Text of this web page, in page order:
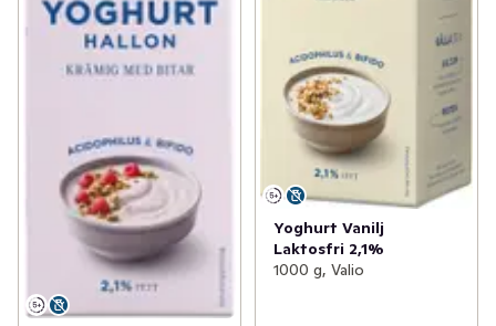
Yoghurt Vanilj
Laktosfri 2,1%
1000 g, Valio